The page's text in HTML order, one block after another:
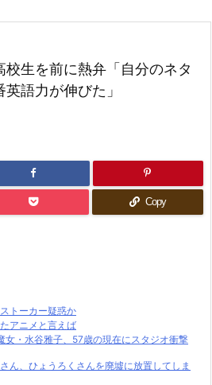
生を前に熱弁「自分のネタ
語力が伸びた」
Copy
トーカー疑惑か
アニメと言えば
女・水谷雅子、57歳の現在にスタジオ衝撃
ん、ひょうろくさんを廃墟に放置してしま